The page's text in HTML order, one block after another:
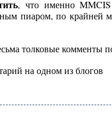
, что именно
пиаром, по крайней
толковые комменты